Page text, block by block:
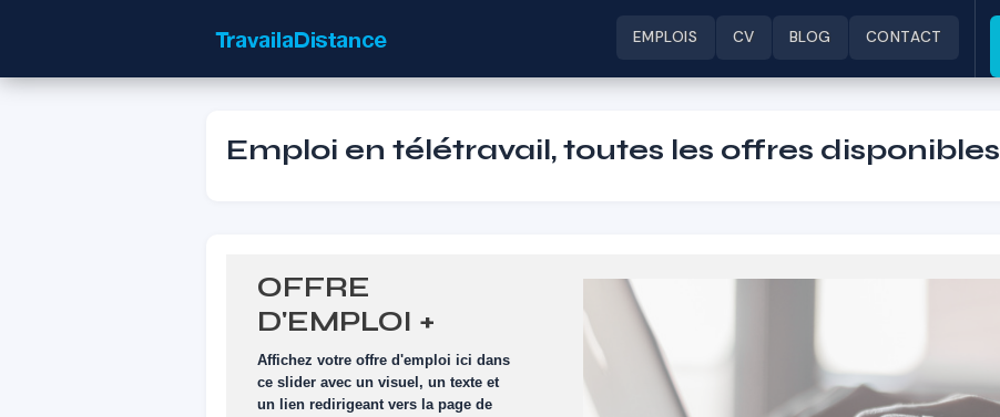
EMPLOIS CV BLOG CONTACT
Emploi en télétravail, toutes les offres disponibles
OFFRE
D'EMPLOI +
VISUEL
Affichez votre offre d'emploi ici dans
ce slider avec un visuel, un texte et
un lien redirigeant vers la page de